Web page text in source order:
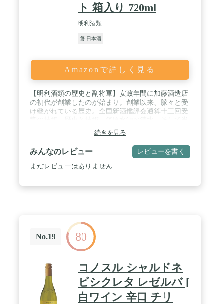
ト 箱入り 720ml
明利酒類
蟹 日本酒
Amazonで詳しく見る
【明利酒類の歴史と副将軍】安政年間に加藤酒造店
の初代が創業したのが始まり。創業以来、脈々と受
け継がれている歴史。全国新酒鑑評会通算十三回受
社開発の酵母。それら全てを活かして醸す日本酒
「副将軍」 / 【こだわり】精米歩合40%の山田錦、
茨城の良い水を全量使用。自社開発酵母M-310を使
って杜氏が米の旨みを引き出すことだけに尽力した
大吟醸酒。 / 【味の特徴】自社開発酵母M-310の特
2020大吟醸部門金賞③全国新酒鑑評会通算十三回受
賞
続きを見る
みんなのレビュー レビューを書く
まだレビューはありません
No.19 80
コノスル シャルドネ
ビシクレタ レゼルバ [
白ワイン 辛口 チリ